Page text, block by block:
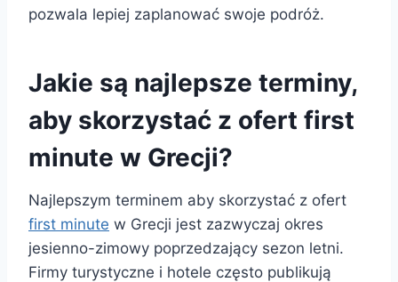
pozwala lepiej zaplanować swoje podróż.
Jakie są najlepsze terminy,
aby skorzystać z ofert first
minute w Grecji?
Najlepszym terminem aby skorzystać z ofert
first minute w Grecji jest zazwyczaj okres
jesienno-zimowy poprzedzający sezon letni.
Firmy turystyczne i hotele często publikują